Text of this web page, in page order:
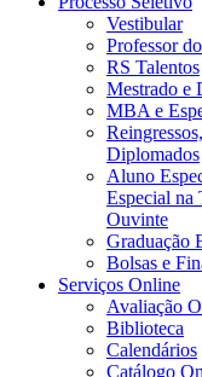
Vestibular
Professor
RS Talentos
Mestrado e
MBA e
Diplomados
Aluno
Especial na
Ouvinte
Graduação
Bolsas e
Serviços Online
Avaliação
Biblioteca
Calendários
Catálogo